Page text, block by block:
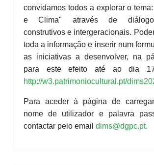
convidamos todos a explorar o
e Clima" através de
construtivos e intergeracionais.
toda a informação e inserir num
as iniciativas a desenvolver, na
para este efeito até ao dia
http://w3.patrimoniocultural.pt/
Para aceder à página de
nome de utilizador e palavra
contactar pelo email dims@dgpc.pt.